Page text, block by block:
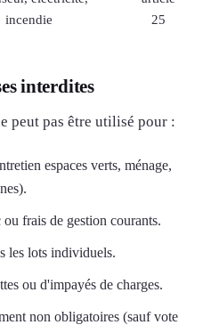
incendie
25
interdites
peut pas être utilisé pour :
espaces verts, ménage,
frais de gestion courants.
les lots individuels.
ou d'impayés de charges.
non obligatoires (sauf vote